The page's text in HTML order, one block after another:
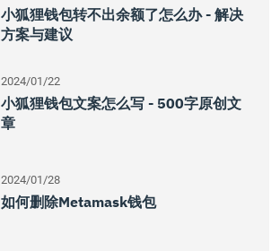
小狐狸钱包转不出余额了怎么办 - 解决
方案与建议
2024/01/22
小狐狸钱包文案怎么写 - 500字原创文
章
2024/01/28
如何删除Metamask钱包